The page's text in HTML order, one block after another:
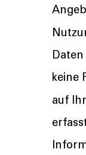
keine
auf